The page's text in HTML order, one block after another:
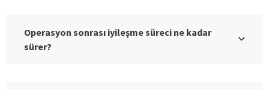
Operasyon sonrası iyileşme süreci ne kadar
sürer?